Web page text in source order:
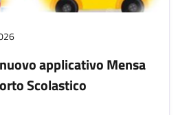
applicativo Mensa
Scolastico